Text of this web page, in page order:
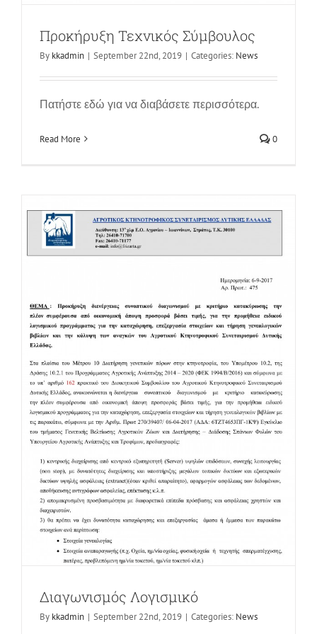
Προκήρυξη Τεχνικός Σύμβουλος
By kkadmin | September 22nd, 2019 | Categories: News
Πατήστε εδώ για να διαβάσετε περισσότερα.
Read More 0
News
Διαγωνισμός Λογισμικό
By kkadmin | September 22nd, 2019 | Categories: News